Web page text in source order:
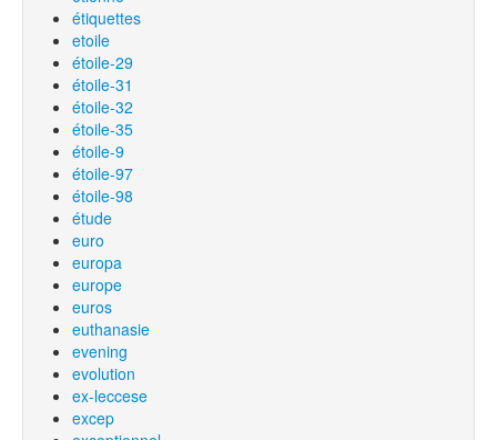
étiquettes
etoile
étoile-29
étoile-31
étoile-32
étoile-35
étoile-9
étoile-97
étoile-98
étude
euro
europa
europe
euros
euthanasie
evening
evolution
ex-leccese
excep